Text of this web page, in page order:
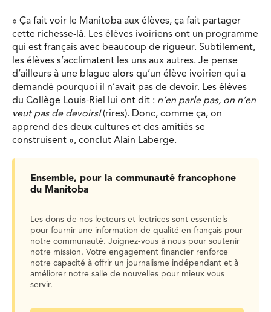
« Ça fait voir le Manitoba aux élèves, ça fait partager
cette richesse-là. Les élèves ivoiriens ont un programme
qui est français avec beaucoup de rigueur. Subtilement,
les élèves s’acclimatent les uns aux autres. Je pense
d’ailleurs à une blague alors qu’un élève ivoirien qui a
demandé pourquoi il n’avait pas de devoir. Les élèves
du Collège Louis-Riel lui ont dit : n’en parle pas, on n’en
veut pas de devoirs!(rires). Donc, comme ça, on
apprend des deux cultures et des amitiés se
construisent », conclut Alain Laberge.
Ensemble, pour la communauté francophone
du Manitoba
Les dons de nos lecteurs et lectrices sont essentiels
pour fournir une information de qualité en français pour
notre communauté. Joignez-vous à nous pour soutenir
notre mission. Votre engagement financier renforce
notre capacité à offrir un journalisme indépendant et à
améliorer notre salle de nouvelles pour mieux vous
servir.